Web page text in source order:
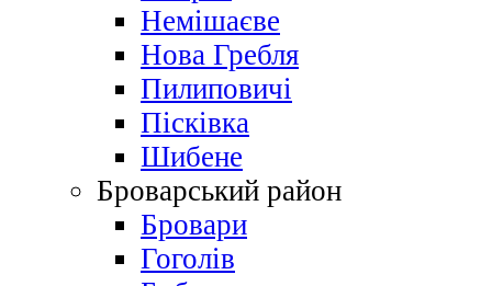
Немішаєве
Нова Гребля
Пилиповичі
Пісківка
Шибене
Броварський район
Бровари
Гоголів